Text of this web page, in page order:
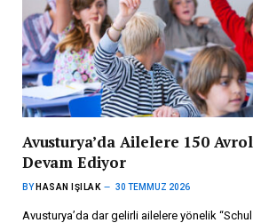
Avusturya’da Ailelere 150
Devam Ediyor
BY HASAN IŞILAK 30 TEMMUZ 2026
Avusturya’da dar gelirli ailelere yönelik